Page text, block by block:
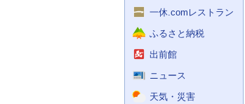
一休.comレストラン
ふるさと納税
出前館
ニュース
天気・災害